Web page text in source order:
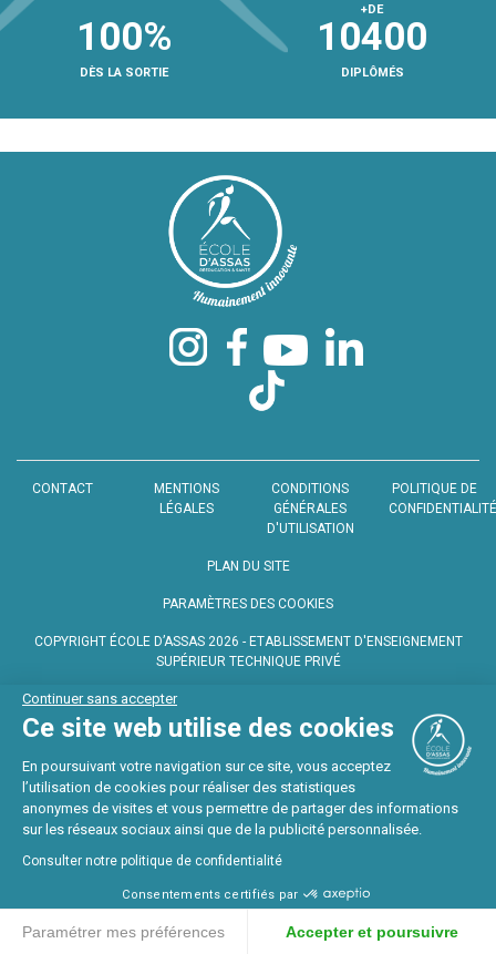
Continuer sans accepter
Ce site web utilise des cookies
En poursuivant votre navigation sur ce site, vous acceptez
l’utilisation de cookies pour réaliser des statistiques
anonymes de visites et vous permettre de partager des informations
sur les réseaux sociaux ainsi que de la publicité personnalisée.
Consulter notre politique de confidentialité
Consentements certifiés par
Paramétrer mes préférences Accepter et poursuivre
100%
DÈS LA SORTIE
+DE
10400
DIPLÔMÉS
CONTACT
MENTIONS
LÉGALES
CONDITIONS
GÉNÉRALES
D'UTILISATION
POLITIQUE DE
CONFIDENTIALITÉ
PLAN DU SITE
PARAMÈTRES DES COOKIES
COPYRIGHT ÉCOLE D’ASSAS 2026 - ETABLISSEMENT D'ENSEIGNEMENT
SUPÉRIEUR TECHNIQUE PRIVÉ
DATE DE DERNIÈRE MISE À JOUR : 07 AOÛT 2026